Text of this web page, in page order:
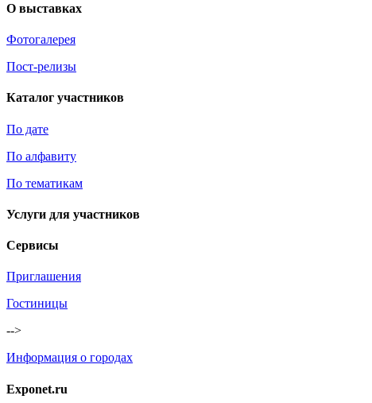
О выставках
Фотогалерея
Пост-релизы
Каталог участников
По дате
По алфавиту
По тематикам
Услуги для участников
Сервисы
Приглашения
Гостиницы
-->
Информация о городах
Exponet.ru